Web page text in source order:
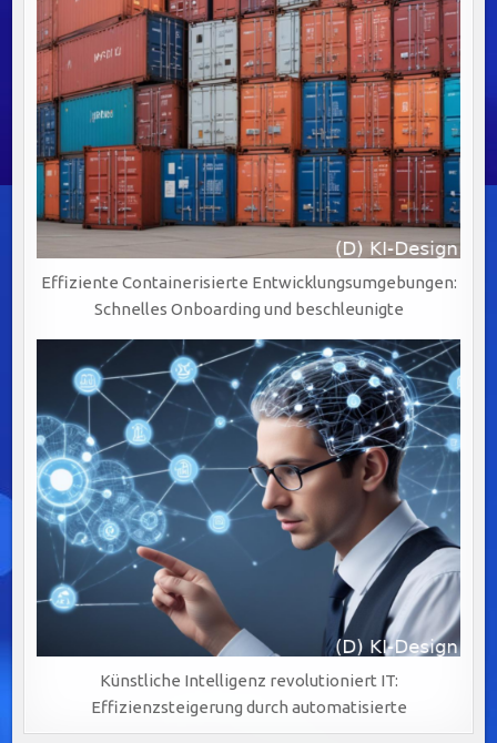
Effiziente Containerisierte Entwicklungsumgebungen:
Schnelles Onboarding und beschleunigte
Künstliche Intelligenz revolutioniert IT:
Effizienzsteigerung durch automatisierte